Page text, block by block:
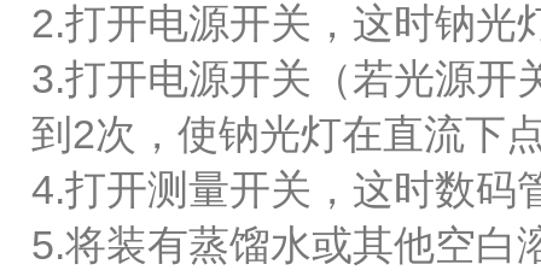
2.打开电源开关，这时钠光
3.打开电源开关（若光源开
到2次，使钠光灯在直流下
4.打开测量开关，这时数码
5.将装有蒸馏水或其他空白